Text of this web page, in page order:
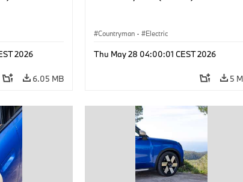
2026
6.05 MB
Countryman · Electric
Thu May 28 04:00:01 CEST 2026
5